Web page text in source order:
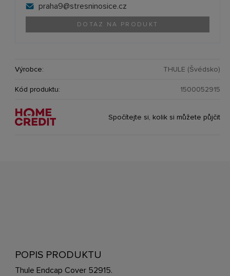
praha9@stresninosice.cz
DOTAZ NA PRODUKT
Výrobce: THULE (Švédsko)
Kód produktu: 1500052915
Spočítejte si, kolik si můžete půjčit
POPIS PRODUKTU
Thule Endcap Cover 52915.